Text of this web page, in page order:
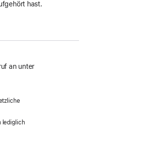
hast.
an unter
lediglich